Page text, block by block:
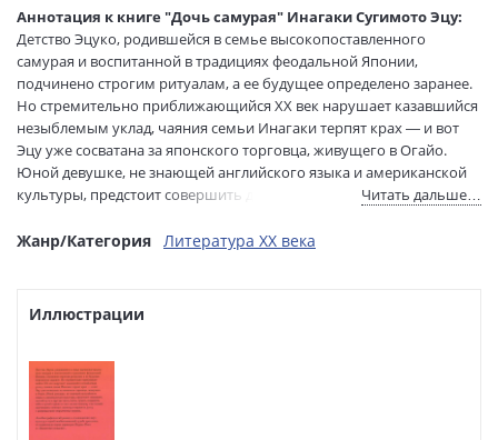
Перевод:
Полещук Юлия
Тип обложки:
Мягкая обложка
Формат:
84х108 1/32
Размеры в мм
(ДхШхВ):
200x130x20
Вес:
365 гр.
Страниц:
336
Тираж:
5000 экз.
Артикул:
1199852
Аннотация к книге "Дочь самурая" Инагаки Сугимото Эцу:
Детство Эцуко, родившейся в семье высокопоставленного
самурая и воспитанной в традициях феодальной Японии,
подчинено строгим ритуалам, а ее будущее определено заранее.
Но стремительно приближающийся XX век нарушает казавшийся
незыблемым уклад, чаяния семьи Инагаки терпят крах — и вот
Эцу уже сосватана за японского торговца, живущего в Огайо.
Юной девушке, не знающей английского языка и американской
культуры, предстоит совершить долгий путь в другую часть света,
счастливой, научившись сочетать японскую верность долгу с
Читать дальше…
Жанр/Категория Литература XX века
Иллюстрации